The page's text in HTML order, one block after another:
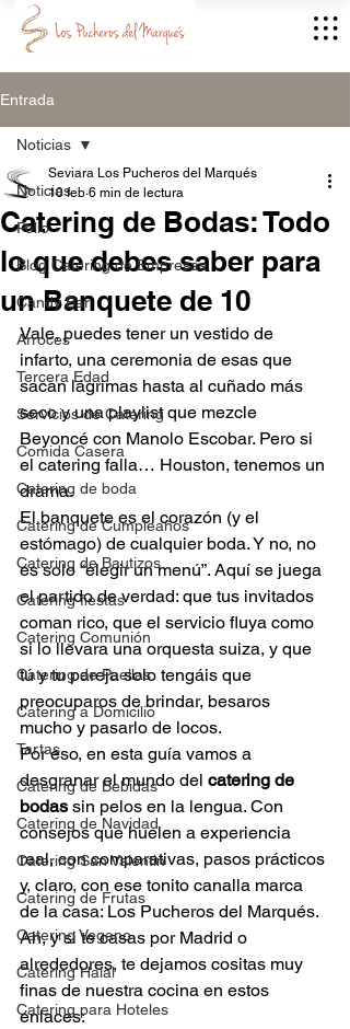
Entrada
Noticias
Pollo
Blog Catering de Empresas
Candy Bar
Arroces
Tercera Edad
Servicios de Catering
Comida Casera
Catering de boda
Catering de Cumpleaños
Catering de Bautizos
Catering fiestas
Catering Comunión
Catering de Paellas
Catering a Domicilio
Tartas
Catering de Bebidas
Catering de Navidad
Catering San Valentin
Catering de Frutas
Catering Vegano
Catering Halal
Catering para Hoteles
Noticias
Catering de Bodas: Todo
lo que debes saber para
un Banquete de 10
Seviara Los Pucheros del Marqués
10 feb 6 min de lectura
Vale, puedes tener un vestido de
infarto, una ceremonia de esas que
sacan lágrimas hasta al cuñado más
seco y una playlist que mezcle
Beyoncé con Manolo Escobar. Pero si
el catering falla… Houston, tenemos un
drama.
El banquete es el corazón (y el
estómago) de cualquier boda. Y no, no
es solo “elegir un menú”. Aquí se juega
el partido de verdad: que tus invitados
coman rico, que el servicio fluya como
si lo llevara una orquesta suiza, y que
tú y tu pareja solo tengáis que
preocuparos de brindar, besaros
mucho y pasarlo de locos.
Por eso, en esta guía vamos a
desgranar el mundo del catering de
bodas sin pelos en la lengua. Con
consejos que huelen a experiencia
real, con comparativas, pasos prácticos
y, claro, con ese tonito canalla marca
de la casa: Los Pucheros del Marqués.
Ah, y si te casas por Madrid o
alrededores, te dejamos cositas muy
finas de nuestra cocina en estos
enlaces: